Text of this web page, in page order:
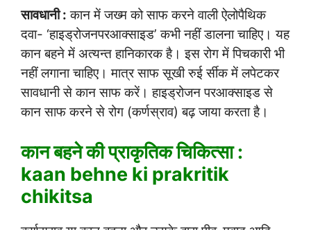
सावधानी : कान में जख्म को साफ करने वाली ऐलोपैथिक
दवा- ‘हाइड्रोजनपरआक्साइड’ कभी नहीं डालना चाहिए। यह
कान बहने में अत्यन्त हानिकारक है। इस रोग में पिचकारी भी
नहीं लगाना चाहिए। मात्र साफ सूखी रुई र्सीक में लपेटकर
सावधानी से कान साफ करें। हाइड्रोजन परआक्साइड से
कान साफ करने से रोग (कर्णस्राव) बढ़ जाया करता है।
कान बहने की प्राकृतिक चिकित्सा :
kaan behne ki prakritik
chikitsa